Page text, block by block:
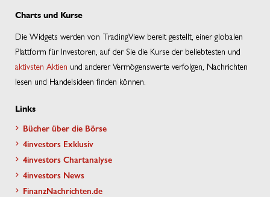
Charts und Kurse
Die Widgets werden von TradingView bereit gestellt, einer globalen
Plattform für Investoren, auf der Sie die Kurse der beliebtesten und
aktivsten Aktien und anderer Vermögenswerte verfolgen, Nachrichten
lesen und Handelsideen finden können.
Links
Bücher über die Börse
4investors Exklusiv
4investors Chartanalyse
4investors News
FinanzNachrichten.de